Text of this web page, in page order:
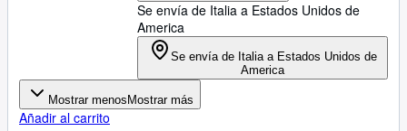
Se envía de Italia a Estados Unidos de
America
Se envía de Italia a Estados Unidos de
America
Mostrar menos Mostrar más
Añadir al carrito